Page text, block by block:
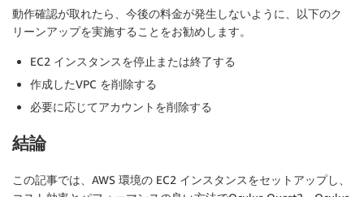
動作確認が取れたら、今後の料金が発生しないように、以下のク
リーンアップを実施することをお勧めします。
EC2 インスタンスを停止または終了する
作成したVPC を削除する
必要に応じてアカウントを削除する
結論
この記事では、AWS 環境の EC2 インスタンスをセットアップし、